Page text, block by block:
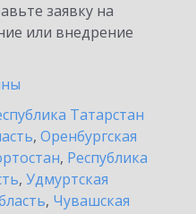
заявку на
или внедрение
Татарстан
, Оренбургская
, Республика
, Удмуртская
, Чувашская